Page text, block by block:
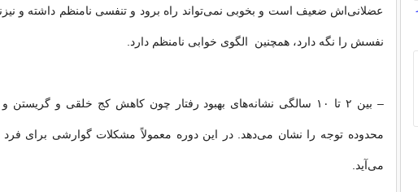
عضلانی‌اش ضعیف است و بخوبی نمی‌تواند راه برود و تنفسی نامنظم داشته و
نفسش را نگه دارد، همچنین الگوی خوابی نامنظم دارد.
– بین ۲ تا ۱۰ سالگی نشانه‌های بهبود رفتار چون کاهش کج خلقی و گریستن
محدوده توجه را نشان می‌دهد. در این دوره معمولاً مشکلات گوارشی برای فرد
می‌آید.